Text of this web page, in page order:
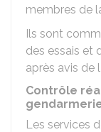
membres de
Ils sont
des essais et
après avis de
Contrôle
Les services